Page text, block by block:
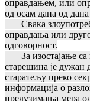
оправдањем, или
од осам дана од
Свака
оправдања или
одговорност.
За изостајање са
старешина је
старатељу преко
информација о
предузимања мера